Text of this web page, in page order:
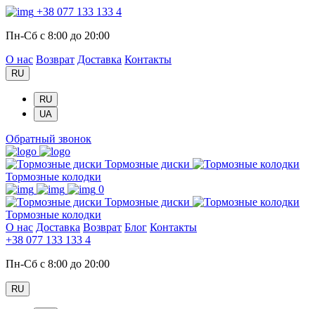
+38 077 133 133 4
Пн-Сб с 8:00 до 20:00
О нас Возврат Доставка Контакты
RU
RU
UA
Обратный звонок
Тормозные диски
Тормозные колодки
0
Тормозные диски
Тормозные колодки
О нас Доставка Возврат Блог Контакты
+38 077 133 133 4
Пн-Сб с 8:00 до 20:00
RU